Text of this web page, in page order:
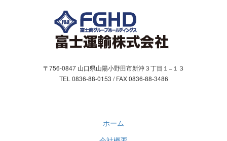
〒756-0847 山口県山陽小野田市新沖３丁目１−１３
TEL 0836-88-0153 / FAX 0836-88-3486
ホーム